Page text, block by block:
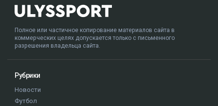
Полное или частичное копирование материалов сайта в
коммерческих целях допускается только с письменного
разрешения владельца сайта.
Рубрики
Новости
Футбол